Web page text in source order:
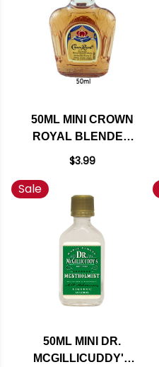
50ML MINI CROWN
ROYAL BLENDED
CANADIAN WHISKY
$3.99
Sale
50ML MINI DR.
MCGILLICUDDY'S